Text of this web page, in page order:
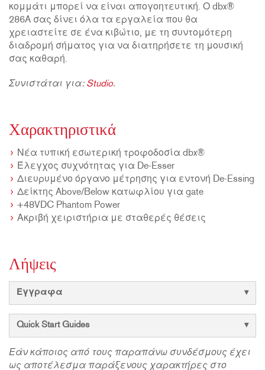
κομμάτι μπορεί να είναι απογοητευτική. Ο dbx®
286A σας δίνει όλα τα εργαλεία που θα
χρειαστείτε σε ένα κιβώτιο, με τη συντομότερη
διαδρομή σήματος για να διατηρήσετε τη μουσική
σας καθαρή.
Συνιστάται για: Studio.
Χαρακτηριστικά
Νέα τυπική εσωτερική τροφοδοσία dbx®
Έλεγχος συχνότητας για De-Esser
Διευρυμένο όργανο μέτρησης για εντονή De-Essing
Δείκτης Above/Below κατωφλίου για gate
+48VDC Phantom Power
Ακριβή χειριστήρια με σταθερές θέσεις
Λήψεις
Έγγραφα
Quick Start Guides
Εάν κάποιος από τους παραπάνω συνδέσμους έχει
ως αποτέλεσμα παράξενους χαρακτήρες στο